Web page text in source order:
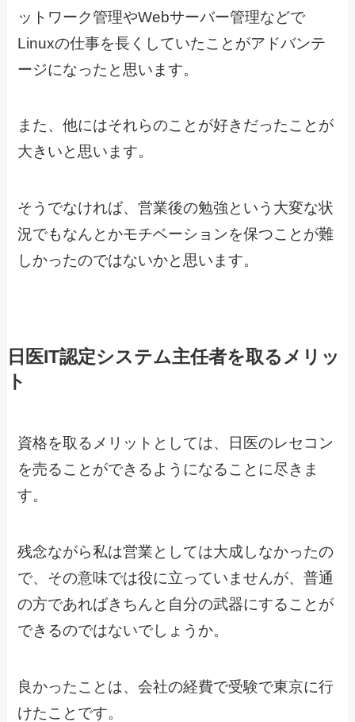
ットワーク管理やWebサーバー管理などで
Linuxの仕事を長くしていたことがアドバンテ
ージになったと思います。
また、他にはそれらのことが好きだったことが
大きいと思います。
そうでなければ、営業後の勉強という大変な状
況でもなんとかモチベーションを保つことが難
しかったのではないかと思います。
日医IT認定システム主任者を取るメリッ
ト
資格を取るメリットとしては、日医のレセコン
を売ることができるようになることに尽きま
す。
残念ながら私は営業としては大成しなかったの
で、その意味では役に立っていませんが、普通
の方であればきちんと自分の武器にすることが
できるのではないでしょうか。
良かったことは、会社の経費で受験で東京に行
けたことです。